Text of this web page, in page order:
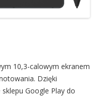
10,3-calowym ekranem
Dzięki
Google Play do